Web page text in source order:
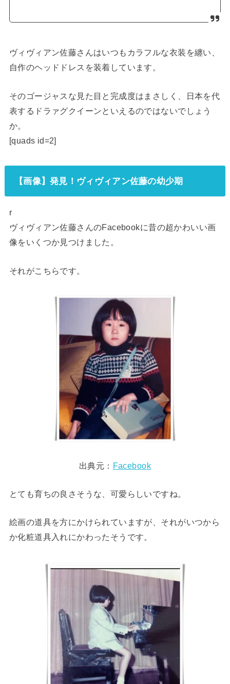
ヴィヴィアン佐藤さんはいつもカラフルな衣装を纏い、
自作のヘッドドレスを装着しています。
そのゴージャスな見た目と完成度はまさしく、日本を代
表するドラァグクイーンといえるのではないでしょう
か。
[quads id=2]
【画像】発見！ヴィヴィアン佐藤の幼少期
r
ヴィヴィアン佐藤さんのFacebookに昔の超かわいい画
像をいくつか見つけました。
それがこちらです。
出典元： Facebook
とても育ちの良さそうな、可愛らしいですね。
絵画の道具を方にかけられていますが、それがいつから
か化粧道具入れにかわったそうです。